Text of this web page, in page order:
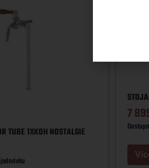
TUBE 1XKOH NOSTALGIE
7